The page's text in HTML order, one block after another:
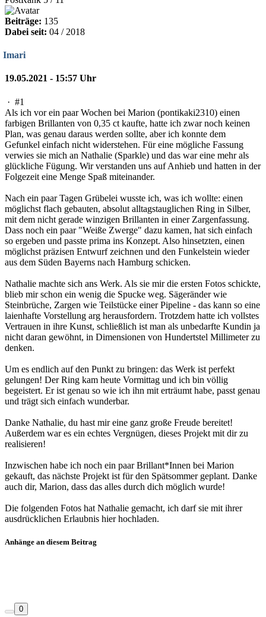
Beiträge: 135
Dabei seit: 04 / 2018
Imari
19.05.2021 - 15:57 Uhr
· #1
Als ich vor ein paar Wochen bei Marion (pontikaki2310) einen
farbigen Brillanten von 0,35 ct kaufte, hatte ich zwar noch keinen
Plan, was genau daraus werden sollte, aber ich konnte dem
Gefunkel einfach nicht widerstehen. Für eine mögliche Fassung
verwies sie mich an Nathalie (Sparkle) und das war eine mehr als
glückliche Fügung. Wir verstanden uns auf Anhieb und hatten in der
Folgezeit eine Menge Spaß miteinander.
Nach ein paar Tagen Grübelei wusste ich, was ich wollte: einen
möglichst flach gebauten, absolut alltagstauglichen Ring in Silber,
mit dem nicht gerade winzigen Brillanten in einer Zargenfassung.
Dass noch ein paar "Weiße Zwerge" dazu kamen, hat sich einfach
so ergeben und passte prima ins Konzept. Also hinsetzten, einen
möglichst präzisen Entwurf zeichnen und den Funkelstein wieder
aus dem Süden Bayerns nach Hamburg schicken.
Nathalie machte sich ans Werk. Als sie mir die ersten Fotos schickte,
blieb mir schon ein wenig die Spucke weg. Sägeränder wie
Steinbrüche, Zargen wie Teilstücke einer Pipeline - das kann so eine
laienhafte Vorstellung arg herausfordern. Trotzdem hatte ich vollstes
Vertrauen in ihre Kunst, schließlich ist man als unbedarfte Kundin ja
nicht daran gewöhnt, in Dimensionen von Hundertstel Millimeter zu
denken.
Um es endlich auf den Punkt zu bringen: das Werk ist perfekt
gelungen! Der Ring kam heute Vormittag und ich bin völlig
begeistert. Er ist genau so wie ich ihn mit erträumt habe, passt genau
und trägt sich einfach wunderbar.
Danke Nathalie, du hast mir eine ganz große Freude bereitet!
Außerdem war es ein echtes Vergnügen, dieses Projekt mit dir zu
realisieren!
Inzwischen habe ich noch ein paar Brillant*Innen bei Marion
gekauft, das nächste Projekt ist für den Spätsommer geplant. Danke
auch dir, Marion, dass das alles durch dich möglich wurde!
Die folgenden Fotos hat Nathalie gemacht, ich darf sie mit ihrer
ausdrücklichen Erlaubnis hier hochladen.
Anhänge an diesem Beitrag
0